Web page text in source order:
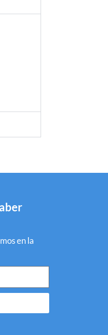
en la